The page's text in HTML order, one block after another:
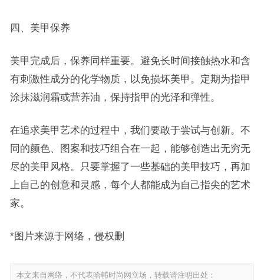
四、美甲保养
美甲完成后，保养同样重要。避免长时间接触热水和含
有刺激性成分的化学物质，以免损坏美甲。定期为指甲
涂抹滋润霜或营养油，保持指甲的光泽和弹性。
在追求美甲艺术的过程中，我们要敢于尝试与创新。不
同的颜色、图案和技巧组合在一起，能够创造出无穷无
尽的美甲风格。只要掌握了一些基础的美甲技巧，再加
上自己的创意和灵感，每个人都能成为自己指尖的艺术
家。
*图片来源于网络，侵权删
本文来自网络，不代表哈韩时尚网立场，转载请注明出处：